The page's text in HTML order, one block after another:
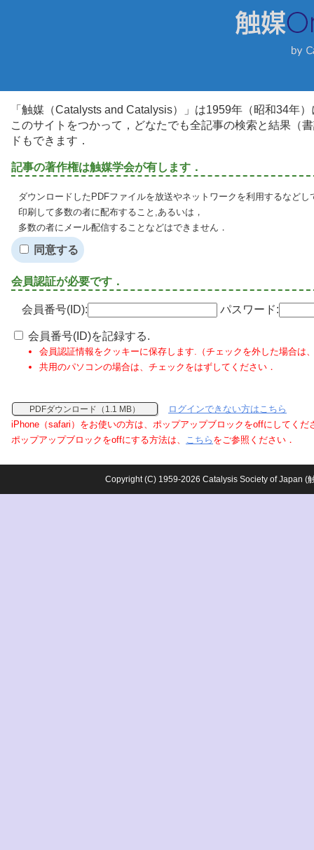
「触媒（Catalysts and Catalysis）」は1959年（昭和34年
このサイトをつかって，どなたでも全記事の検索と結果（
ドもできます．
記事の著作権は触媒学会が有します．
ダウンロードしたPDFファイルを放送やネットワークを利用するなど
印刷して多数の者に配布すること,あるいは，
多数の者にメール配信することなどはできません．
同意する
会員認証が必要です．
会員番号(ID): パスワード:
会員番号(ID)を記録する.
会員認証情報をクッキーに保存します.（チェックを外した場合は
共用のパソコンの場合は、チェックをはずしてください．
PDFダウンロード（1.1 MB）
ログインできない方はこちら
iPhone（safari）をお使いの方は、ポップアップブロックをoffにしてくだ
ポップアップブロックをoffにする方法は、 こちら をご参照ください．
Copyright (C) 1959-2026 Catalysis Society of Japan (